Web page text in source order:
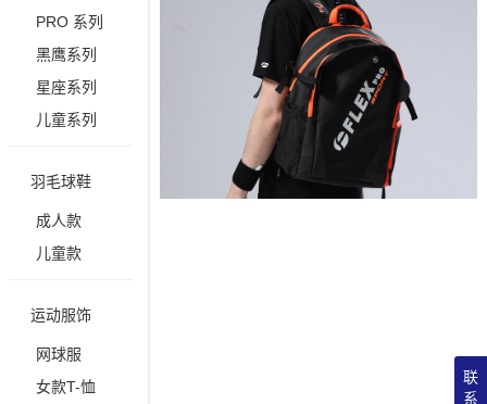
PRO 系列
黑鹰系列
星座系列
儿童系列
羽毛球鞋
成人款
儿童款
运动服饰
网球服
女款T-恤
联
系